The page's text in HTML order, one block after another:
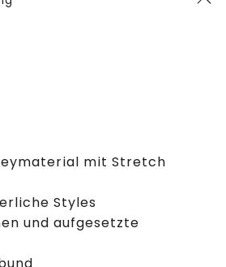
mit Stretch
Styles
und aufgesetzte